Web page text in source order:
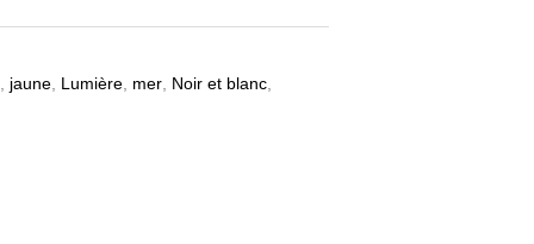
jaune Lumière mer Noir et blanc